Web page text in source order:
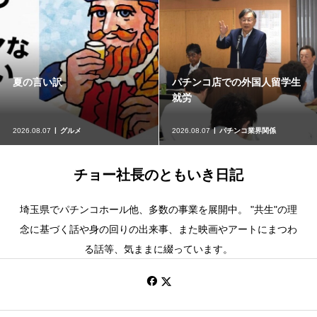
パチンコ店での外国人留学生
就労
2026.08.07 パチンコ業界関係
麻布十番『まつ勘』
2026.08.05 グルメ
チョー社長のともいき日記
埼玉県でパチンコホール他、多数の事業を展開中。 "共生"の理
念に基づく話や身の回りの出来事、また映画やアートにまつわ
る話等、気ままに綴っています。